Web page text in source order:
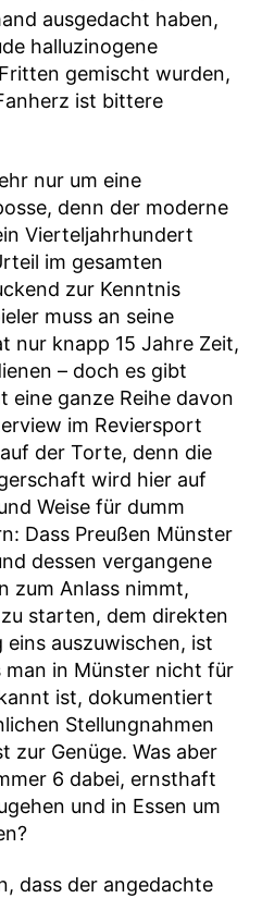
ausgedacht haben,
halluzinogene
gemischt wurden,
ist bittere
nur um eine
denn der moderne
Vierteljahrhundert
im gesamten
zur Kenntnis
muss an seine
nur knapp 15 Jahre Zeit,
– doch es gibt
eine ganze Reihe davon
im Reviersport
der Torte, denn die
wird hier auf
Weise für dumm
Dass Preußen Münster
dessen vergangene
zum Anlass nimmt,
starten, dem direkten
auszuwischen, ist
man in Münster nicht für
ist, dokumentiert
Stellungnahmen
zur Genüge. Was aber
6 dabei, ernsthaft
und in Essen um
dass der angedachte